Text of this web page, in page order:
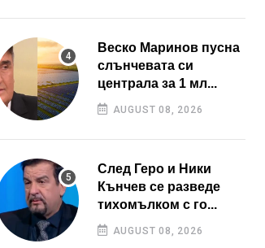
Веско Маринов пусна
слънчевата си
централа за 1 мл...
AUGUST 08, 2026
След Геро и Ники
Кънчев се разведе
тихомълком с го...
AUGUST 08, 2026